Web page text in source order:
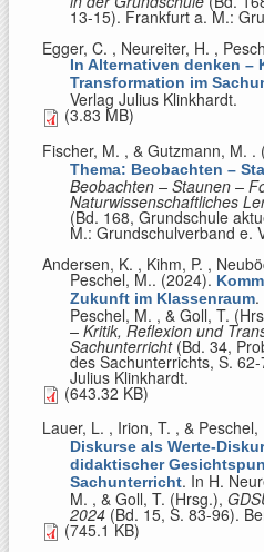
13-15). Frankfurt a. M.:
Egger, C. , Neureiter, H. ,
In Alternativen denken –
Transformation im
Verlag Julius Klinkhardt.
(3.83 MB)
Fischer, M. , & Gutzmann, M. .
Thema: Beobachten –
Beobachten – Staunen –
Naturwissenschaftliches
(Bd. 168, Grundschule
M.: Grundschulverband e.
Andersen, K. , Kihm, P. ,
Peschel, M.. (2024).
Zukunft im Klassenraum.
Peschel, M. , & Goll, T.
– Kritik, Reflexion und
Sachunterricht(Bd. 34,
des Sachunterrichts, S.
Julius Klinkhardt.
(643.32 KB)
Lauer, L. , Irion, T. , & Peschel,
Diskurse als Werte-
didaktischer
Sachunterricht. In H.
M. , & Goll, T. (Hrsg.),
2024 (Bd. 15, S. 83-96).
(745.1 KB)